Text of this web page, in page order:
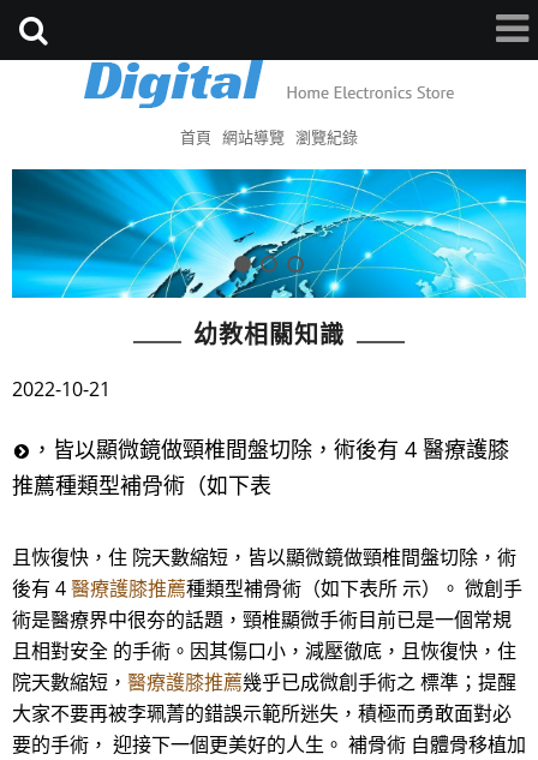
首頁 網站導覽 瀏覽紀錄
幼教相關知識
2022-10-21
，皆以顯微鏡做頸椎間盤切除，術後有 4 醫療護膝
推薦種類型補骨術（如下表
且恢復快，住 院天數縮短，皆以顯微鏡做頸椎間盤切除，術
後有 4醫療護膝推薦種類型補骨術（如下表所 示）。 微創手
術是醫療界中很夯的話題，頸椎顯微手術目前已是一個常規
且相對安全 的手術。因其傷口小，減壓徹底，且恢復快，住
院天數縮短， 醫療護膝推薦幾乎已成微創手術之 標準；提醒
大家不要再被李珮菁的錯誤示範所迷失，積極而勇敢面對必
要的手術， 迎接下一個更美好的人生。 補骨術 自體骨移植加